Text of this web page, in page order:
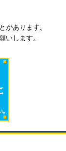
があります。
いします。